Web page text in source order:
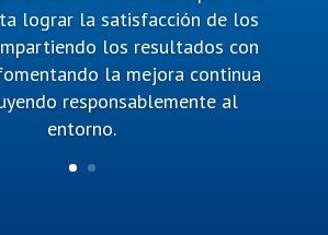
lograr la satisfacción de los
los resultados con
la mejora continua
responsablemente al
entorno.